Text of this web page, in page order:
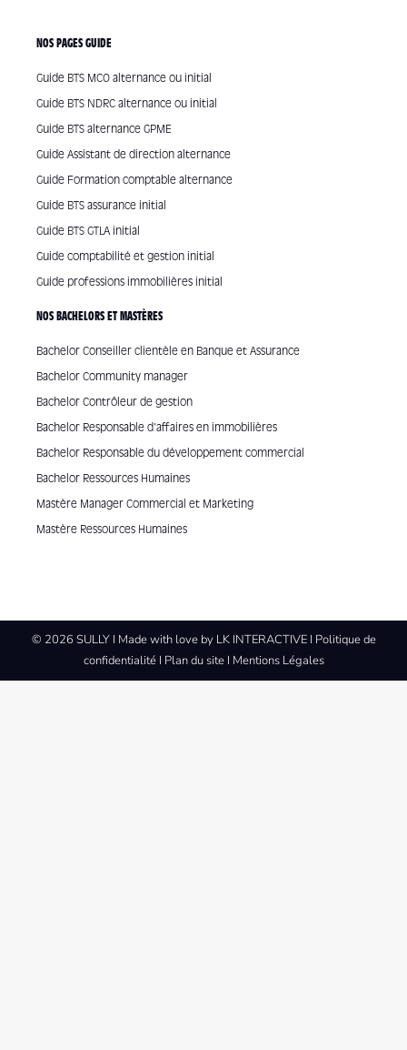
NOS PAGES GUIDE
Guide BTS MCO alternance ou initial
Guide BTS NDRC alternance ou initial
Guide BTS alternance GPME
Guide Assistant de direction alternance
Guide Formation comptable alternance
Guide BTS assurance initial
Guide BTS GTLA initial
Guide comptabilité et gestion initial
Guide professions immobilières initial
NOS BACHELORS ET MASTÈRES
Bachelor Conseiller clientèle en Banque et Assurance
Bachelor Community manager
Bachelor Contrôleur de gestion
Bachelor Responsable d'affaires en immobilières
Bachelor Responsable du développement commercial
Bachelor Ressources Humaines
Mastère Manager Commercial et Marketing
Mastère Ressources Humaines
© 2026 SULLY I Made with love by LK INTERACTIVEI Politique de
confidentialitéI Plan du siteI Mentions Légales